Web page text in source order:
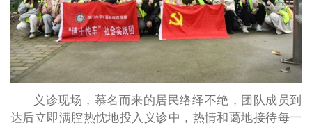
义诊现场，慕名而来的居民络绎不绝，团队成员到
达后立即满腔热忱地投入义诊中，热情和蔼地接待每一